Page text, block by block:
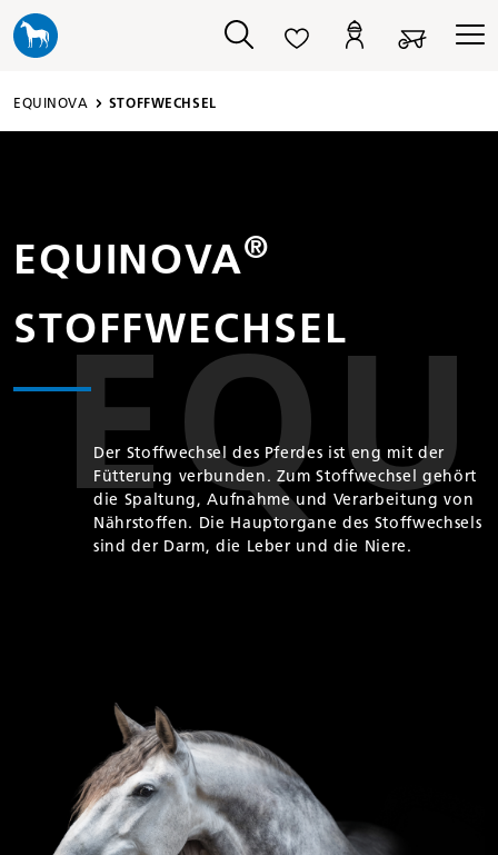
springen
EQUINOVA STOFF­WECHSEL
EQUINOVA®
STOFFWECHSEL
Der Stoffwechsel des Pferdes ist eng mit der
Fütterung verbunden. Zum Stoffwechsel gehört
die Spaltung, Aufnahme und Verarbeitung von
Nährstoffen. Die Hauptorgane des Stoffwechsels
sind der Darm, die Leber und die Niere.